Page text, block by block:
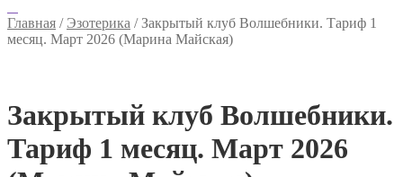
Главная / Эзотерика /Закрытый клуб Волшебники. Тариф 1
месяц. Март 2026 (Марина Майская)
Закрытый клуб Волшебники.
Тариф 1 месяц. Март 2026